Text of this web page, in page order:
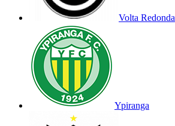
Volta Redonda
Ypiranga